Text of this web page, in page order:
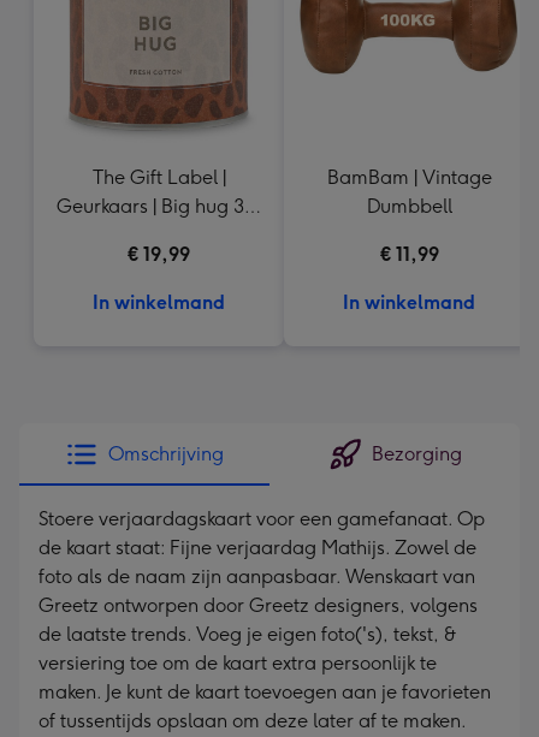
The Gift Label |
Geurkaars | Big hug 310
€ 19,99
In winkelmand
BamBam | Vintage
Dumbbell
€ 11,99
In winkelmand
Omschrijving Bezorging
Stoere verjaardagskaart voor een gamefanaat. Op
de kaart staat: Fijne verjaardag Mathijs. Zowel de
foto als de naam zijn aanpasbaar. Wenskaart van
Greetz ontworpen door Greetz designers, volgens
de laatste trends. Voeg je eigen foto('s), tekst, &
versiering toe om de kaart extra persoonlijk te
maken. Je kunt de kaart toevoegen aan je favorieten
of tussentijds opslaan om deze later af te maken.